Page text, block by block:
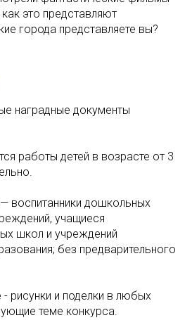
это представляют
города представляете вы?
наградные документы
работы детей в возрасте от 3
воспитанники дошкольных
учащиеся
школ и учреждений
без предварительного
рисунки и поделки в любых
теме конкурса.